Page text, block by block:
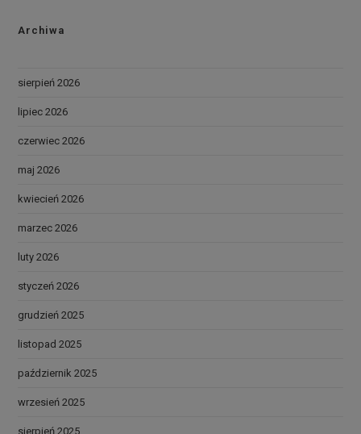
Archiwa
sierpień 2026
lipiec 2026
czerwiec 2026
maj 2026
kwiecień 2026
marzec 2026
luty 2026
styczeń 2026
grudzień 2025
listopad 2025
październik 2025
wrzesień 2025
sierpień 2025